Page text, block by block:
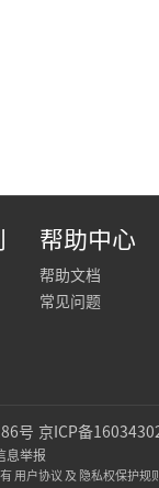
帮助中心
帮助文档
常见问题
号 京ICP备
息举报
用户协议 及 隐私权保护规